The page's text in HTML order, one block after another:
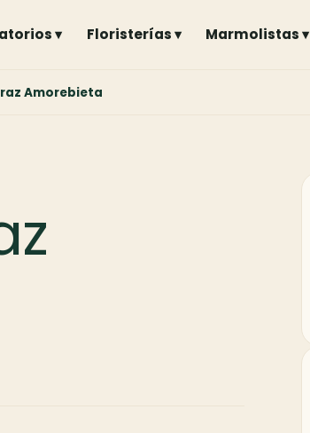
▾ Floristerías ▾ Marmolistas ▾
Amorebieta